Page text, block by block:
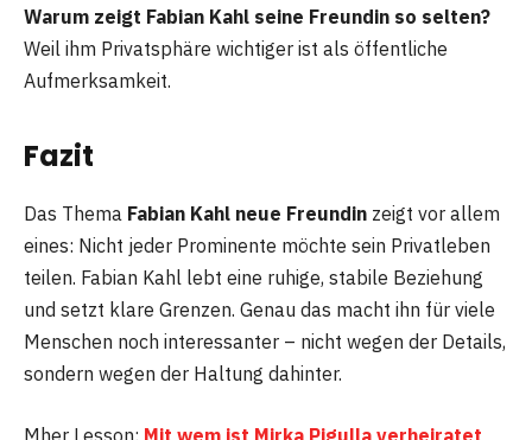
Warum zeigt Fabian Kahl seine Freundin so selten?
Weil ihm Privatsphäre wichtiger ist als öffentliche
Aufmerksamkeit.
Fazit
Das Thema Fabian Kahl neue Freundin zeigt vor allem
eines: Nicht jeder Prominente möchte sein Privatleben
teilen. Fabian Kahl lebt eine ruhige, stabile Beziehung
und setzt klare Grenzen. Genau das macht ihn für viele
Menschen noch interessanter – nicht wegen der Details,
sondern wegen der Haltung dahinter.
Mher Lesson: Mit wem ist Mirka Pigulla verheiratet